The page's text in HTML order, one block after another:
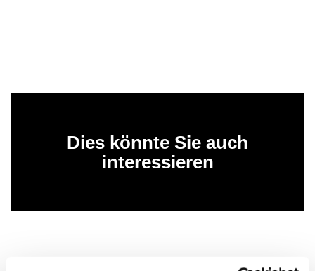
Dies könnte Sie auch
interessieren